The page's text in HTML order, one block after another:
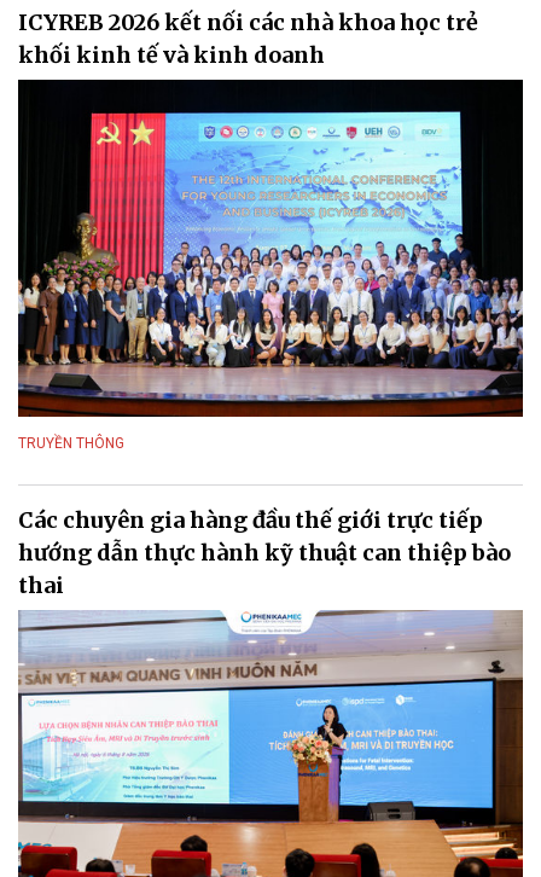
ICYREB 2026 kết nối các nhà khoa học trẻ
khối kinh tế và kinh doanh
TRUYỀN THÔNG
Các chuyên gia hàng đầu thế giới trực tiếp
hướng dẫn thực hành kỹ thuật can thiệp bào
thai